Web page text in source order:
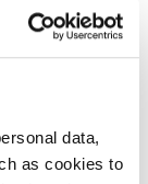
data,
as cookies to
oferece
onde eles
e mimos